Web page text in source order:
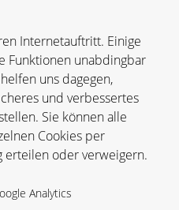
Internetauftritt. Einige
Funktionen unabdingbar
uns dagegen,
und verbessertes
Sie können alle
Cookies per
erteilen oder verweigern.
Analytics